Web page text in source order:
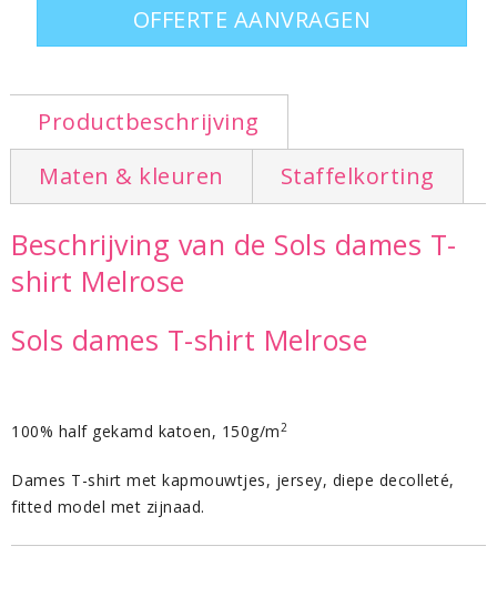
OFFERTE AANVRAGEN
Productbeschrijving
Maten & kleuren
Staffelkorting
Beschrijving van de Sols dames T-
shirt Melrose
Sols dames T-shirt Melrose
100% half gekamd katoen, 150g/m 2
Dames T-shirt met kapmouwtjes, jersey, diepe decolleté,
fitted model met zijnaad.